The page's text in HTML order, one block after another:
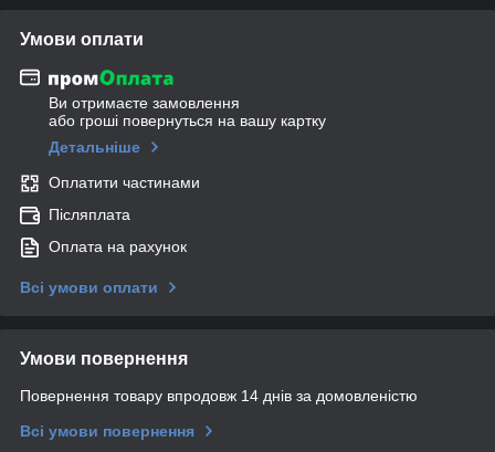
Умови оплати
Ви отримаєте замовлення
або гроші повернуться на вашу картку
Детальніше
Оплатити частинами
Післяплата
Оплата на рахунок
Всі умови оплати
Умови повернення
Повернення товару впродовж 14 днів за домовленістю
Всі умови повернення